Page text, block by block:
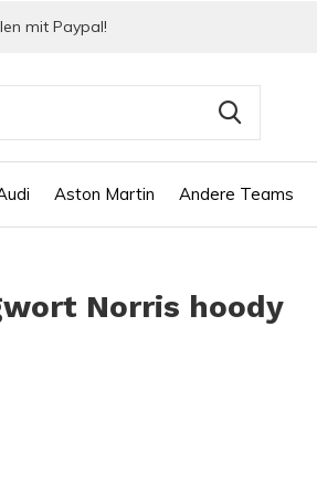
Aston Martin Andere Teams
mit Paypal!
Norris hoody